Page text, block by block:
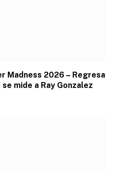
Madness 2026 – Regresa
mide a Ray Gonzalez